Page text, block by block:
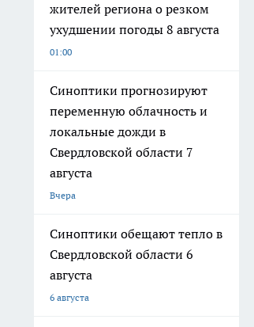
жителей региона о резком
ухудшении погоды 8 августа
01:00
Синоптики прогнозируют
переменную облачность и
локальные дожди в
Свердловской области 7
августа
Вчера
Синоптики обещают тепло в
Свердловской области 6
августа
6 августа